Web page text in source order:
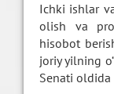
Ichki ishlar
olish va
hisobot
joriy yilning
Senati